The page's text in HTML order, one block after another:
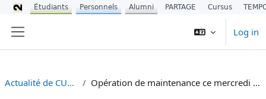
Log in
Actualité de CURSUS Opération de maintenance ce mercredi 24 mars
Étudiants Personnels Alumni PARTAGE Cursus